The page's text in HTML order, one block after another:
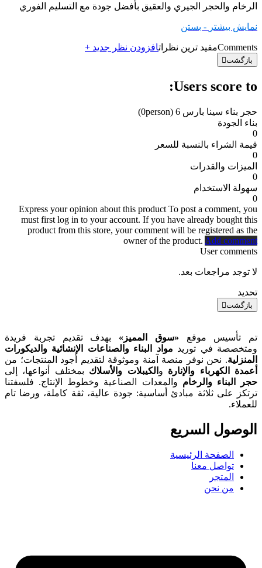
الرخام والحجر الجيري والعقيق بأفضل جودة مع التسليم الفوري
نمایش بیشتر - بستن
Commentsمفید ترین نظراتافزودن نظر جدید +
بازگشت
Users score to:
حجر بناء سينا ​​بارس 6
(0person)
بناء الجودة
0
قيمة الشراء بالنسبة للسعر
0
الميزات والقدرات
0
سهولة الاستخدام
0
Express your opinion about this product To post a comment, you
must first log in to your account. If you have already bought this
product from this store, your comment will be registered as the
owner of the product. Add comment
User comments
لا توجد مراجعات بعد.
تحديد
بازگشت
تم تأسيس موقع «سوق المميز» بهدف تقديم تجربة فريدة
ومتخصصة في توريد مواد البناء والصناعات الإنشائية والديكورات
المنزلية. نحن نوفر منصة آمنة وموثوقة لتقديم أجود المنتجات؛ من
أعمدة الكهرباء والإنارة و الكيبلات والأسلاك بمختلف أنواعها، إلى
حجر البناء والرخام والمعدات الصناعية وخطوط الإنتاج. فلسفتنا
ترتكز على ثلاثة مبادئ أساسية: جودة عالية، ثقة كاملة، ورضا تام
للعملاء.
الوصول السریع
الصفحة الرئيسية
تواصل معنا
المتجر
من نحن